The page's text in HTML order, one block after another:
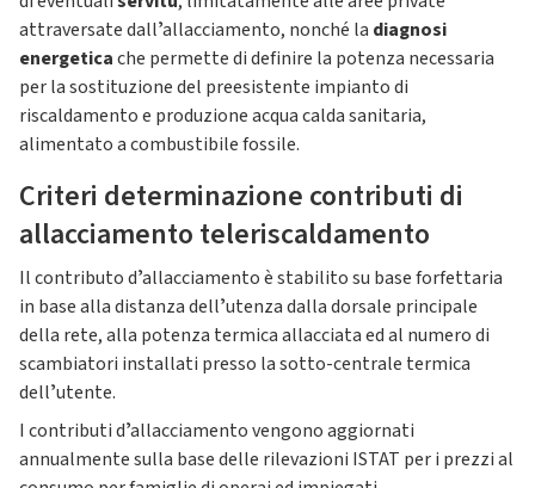
attraversate dallʼallacciamento, nonché la diagnosi
energeticache permette di definire la potenza necessaria
per la sostituzione del preesistente impianto di
riscaldamento e produzione acqua calda sanitaria,
alimentato a combustibile fossile.
Criteri determinazione contributi di
allacciamento teleriscaldamento
Il contributo dʼallacciamento è stabilito su base forfettaria
in base alla distanza dellʼutenza dalla dorsale principale
della rete, alla potenza termica allacciata ed al numero di
scambiatori installati presso la sotto-centrale termica
dellʼutente.
I contributi dʼallacciamento vengono aggiornati
annualmente sulla base delle rilevazioni ISTAT per i prezzi al